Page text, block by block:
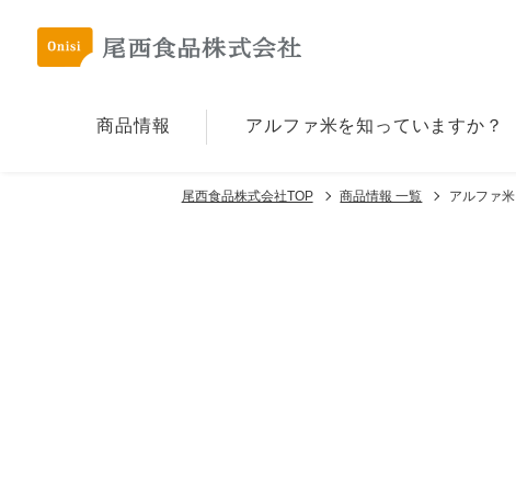
商品情報 アルファ⽶を知っていますか？
尾西食品株式会社TOP 商品情報 一覧 アルファ米